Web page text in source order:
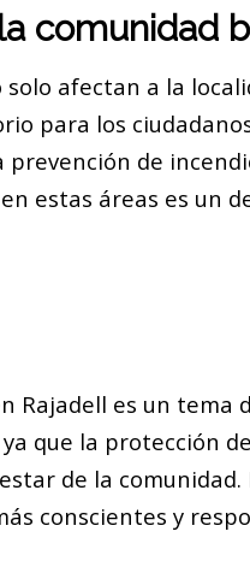
comunidad
afectan a la
para los
de
estas áreas es un
Rajadell es un tema
que la protección
de la
conscientes y